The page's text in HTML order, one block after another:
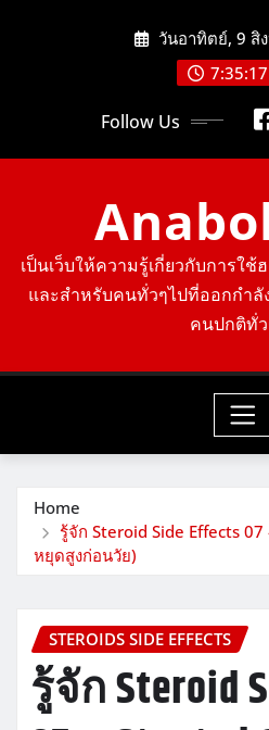
วันอาทิตย์, 9 สิ
Follow Us
เป็นเว็บให้ความรู้เกี่ยวกับการใ
และสำหรับคนทั่วๆไปที่ออกกำ
คนปกติทั่
Home
รู้จัก Steroid Side Effects
หยุดสูงก่อนวัย)
STEROIDS SIDE EFFECTS
รู้จัก Steroid